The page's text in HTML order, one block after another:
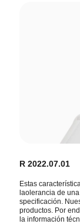
R 2022.07.01
Estas
laolerancia de
specificación.
productos. Por
la información